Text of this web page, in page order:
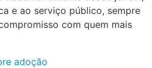
e ao serviço público, sempre
com quem mais
adoção